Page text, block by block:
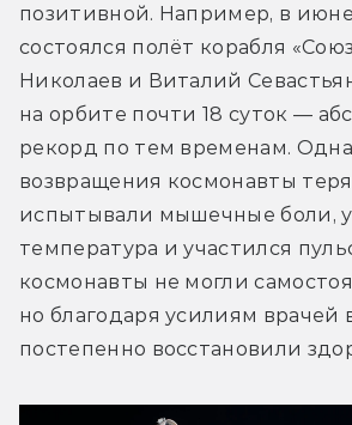
позитивной. Например, в июне
состоялся полёт корабля
Николаев и Виталий
на орбите почти 18 суток —
рекорд по тем временам.
возвращения космонавты
испытывали мышечные боли, у
температура и участился
космонавты не могли
но благодаря усилиям врачей
постепенно восстановили